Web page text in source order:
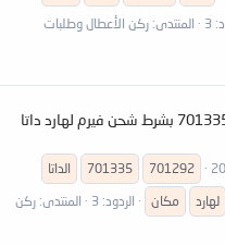
3 المنتدى: ركن الأعطال وطلبات
701292
701335
الداتا
لهارد مكان الردود: 3 المنتدى: ركن